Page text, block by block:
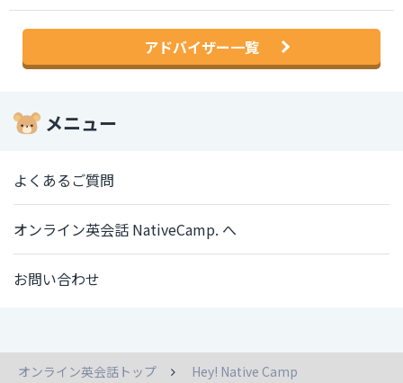
アドバイザー一覧
メニュー
よくあるご質問
オンライン英会話 NativeCamp. へ
お問い合わせ
オンライン英会話トップ
Hey! Native Camp